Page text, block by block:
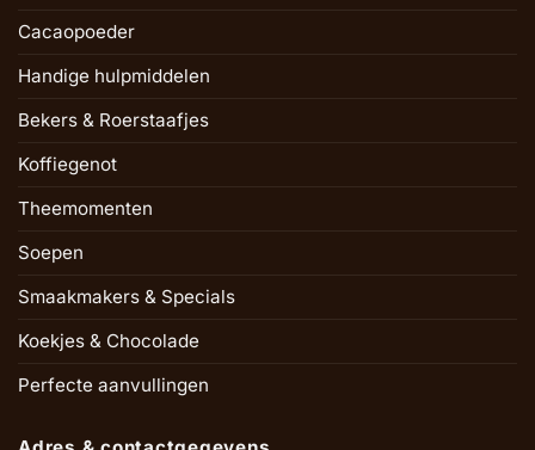
Cacaopoeder
Handige hulpmiddelen
Bekers & Roerstaafjes
Koffiegenot
Theemomenten
Soepen
Smaakmakers & Specials
Koekjes & Chocolade
Perfecte aanvullingen